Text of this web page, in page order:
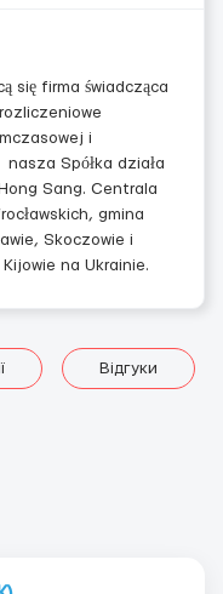
się firma świadcząca
i
Spółka działa
Sang. Centrala
gmina
Skoczowie i
na Ukrainie.
Відгуки